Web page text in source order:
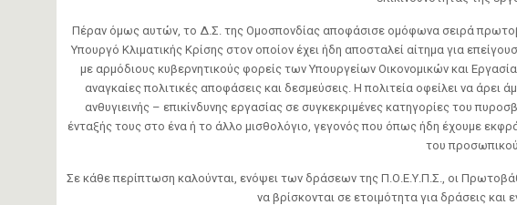
Πέραν όμως αυτών, το Δ.Σ. της Ομοσπονδίας αποφάσισε ομόφωνα σειρά
Υπουργό Κλιματικής Κρίσης στον οποίον έχει ήδη αποσταλεί αίτημα για
με αρμόδιους κυβερνητικούς φορείς των Υπουργείων Οικονομικών και
αναγκαίες πολιτικές αποφάσεις και δεσμεύσεις. Η πολιτεία οφείλει να
ανθυγιεινής – επικίνδυνης εργασίας σε συγκεκριμένες κατηγορίες του
ένταξής τους στο ένα ή το άλλο μισθολόγιο, γεγονός που όπως ήδη έχουμε
του προσωπικού.
Σε κάθε περίπτωση καλούνται, ενόψει των δράσεων της Π.Ο.Ε.Υ.Π.Σ., οι
να βρίσκονται σε ετοιμότητα για δράσεις και